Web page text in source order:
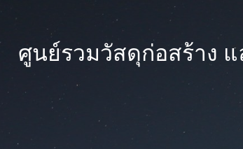
ศูนย์รวมวัสดุก่อสร้าง